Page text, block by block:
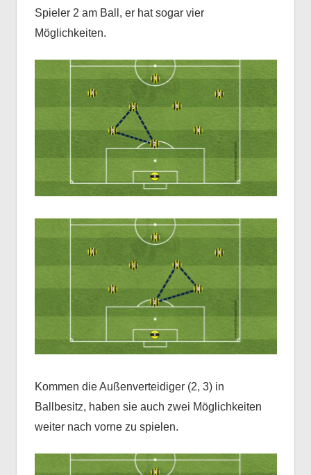
Spieler 2 am Ball, er hat sogar vier
Möglichkeiten.
Kommen die Außenverteidiger (2, 3) in
Ballbesitz, haben sie auch zwei Möglichkeiten
weiter nach vorne zu spielen.